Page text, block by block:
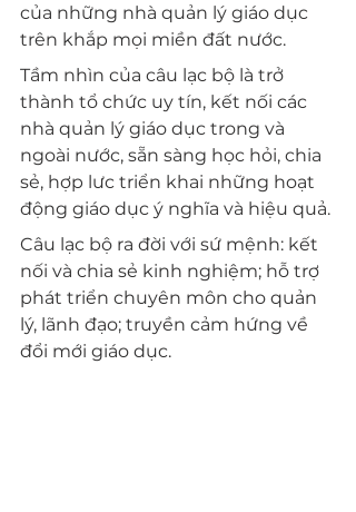
của những nhà quản lý giáo dục
trên khắp mọi miền đất nước.
Tầm nhìn của câu lạc bộ là trở
thành tổ chức uy tín, kết nối các
nhà quản lý giáo dục trong và
ngoài nước, sẵn sàng học hỏi, chia
sẻ, hợp lưc triển khai những hoạt
động giáo dục ý nghĩa và hiệu quả.
Câu lạc bộ ra đời với sứ mệnh: kết
nối và chia sẻ kinh nghiệm; hỗ trợ
phát triển chuyên môn cho quản
lý, lãnh đạo; truyền cảm hứng về
đổi mới giáo dục.